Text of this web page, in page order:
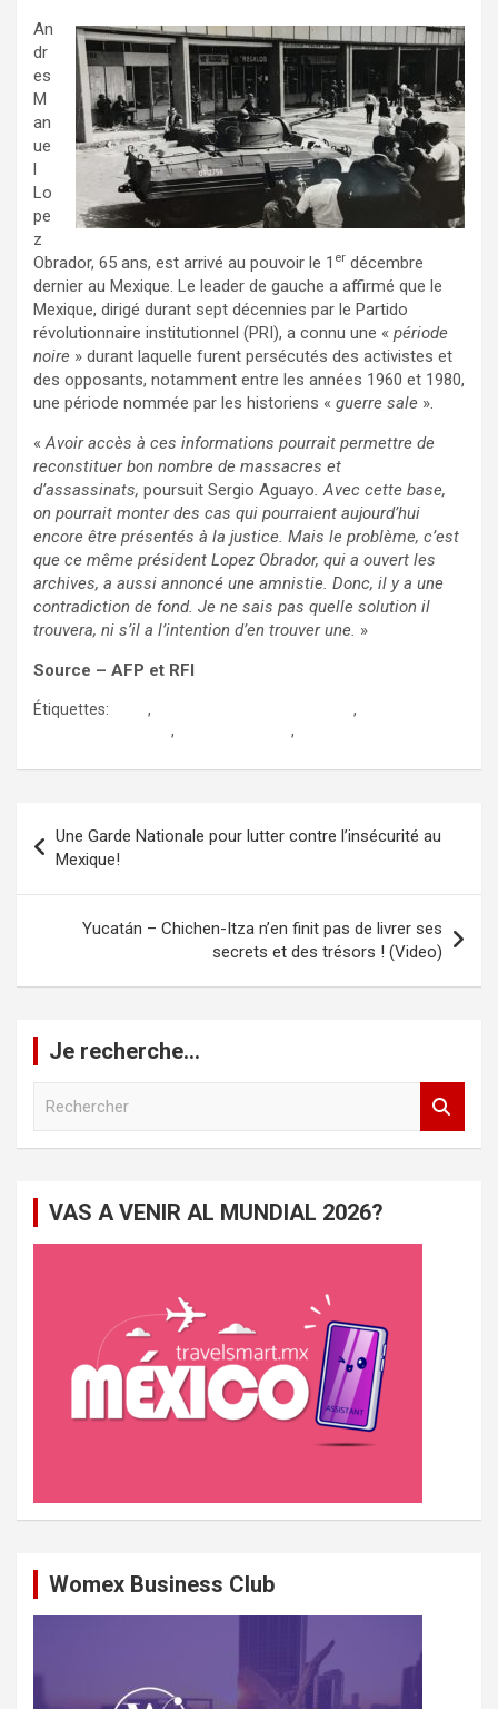
An
dr
es
M
an
ue
l
Lo
pe
z
Obrador, 65 ans, est arrivé au pouvoir le 1 er décembre
dernier au Mexique. Le leader de gauche a affirmé que le
Mexique, dirigé durant sept décennies par le Partido
révolutionnaire institutionnel (PRI), a connu une « période
noire » durant laquelle furent persécutés des activistes et
des opposants, notamment entre les années 1960 et 1980,
une période nommée par les historiens « guerre sale ».
«Avoir accès à ces informations pourrait permettre de
reconstituer bon nombre de massacres et
d’assassinats, poursuit Sergio Aguayo. Avec cette base,
on pourrait monter des cas qui pourraient aujourd’hui
encore être présentés à la justice. Mais le problème, c’est
que ce même président Lopez Obrador, qui a ouvert les
archives, a aussi annoncé une amnistie. Donc, il y a une
contradiction de fond. Je ne sais pas quelle solution il
trouvera, ni s’il a l’intention d’en trouver une. »
Source – AFP et RFI
Étiquettes: ,
,
, ,
de
l’article
Une Garde Nationale pour lutter contre l’insécurité au
Mexique!
Yucatán – Chichen-Itza n’en finit pas de livrer ses
secrets et des trésors ! (Video)
Je recherche…
c
VAS A VENIR AL MUNDIAL 2026?
Womex Business Club